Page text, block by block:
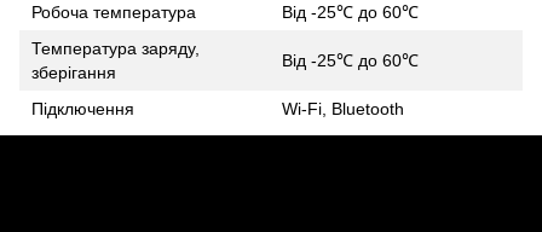
Робоча температура
Від -25℃ до 60℃
Температура заряду,
зберігання
Від -25℃ до 60℃
Підключення Wi-Fi, Bluetooth